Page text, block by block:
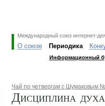
Международный союз интернет-
О союзе Периодика
Информационный
Чай по четвергам с Шумаковым
Дисциплина духа